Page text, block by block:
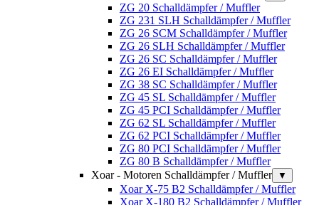
ZG 20 Schalldämpfer / Muffler
ZG 231 SLH Schalldämpfer / Muffler
ZG 26 SCM Schalldämpfer / Muffler
ZG 26 SLH Schalldämpfer / Muffler
ZG 26 SC Schalldämpfer / Muffler
ZG 26 EI Schalldämpfer / Muffler
ZG 38 SC Schalldämpfer / Muffler
ZG 45 SL Schalldämpfer / Muffler
ZG 45 PCI Schalldämpfer / Muffler
ZG 62 SL Schalldämpfer / Muffler
ZG 62 PCI Schalldämpfer / Muffler
ZG 80 PCI Schalldämpfer / Muffler
ZG 80 B Schalldämpfer / Muffler
Xoar - Motoren Schalldämpfer / Muffler
▼
Xoar X-75 B2 Schalldämpfer / Muffler
Xoar X-180 B2 Schalldämpfer / Muffler